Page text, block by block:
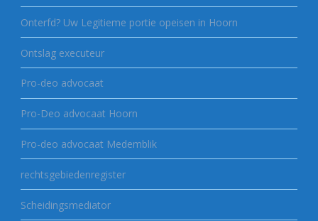
Onterfd? Uw Legitieme portie opeisen in Hoorn
Ontslag executeur
Pro-deo advocaat
Pro-Deo advocaat Hoorn
Pro-deo advocaat Medemblik
rechtsgebiedenregister
Scheidingsmediator